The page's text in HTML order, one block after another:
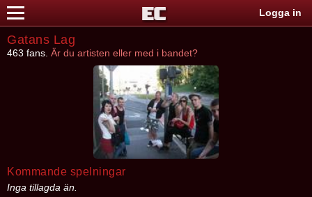
Logga in
Gatans Lag
463 fans. Är du artisten eller med i bandet?
Kommande spelningar
Inga tillagda än.